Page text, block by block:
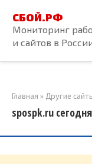
контенту
СБОЙ.РФ
Мониторинг
и сайтов в
Главная » Другие
spospk.ru